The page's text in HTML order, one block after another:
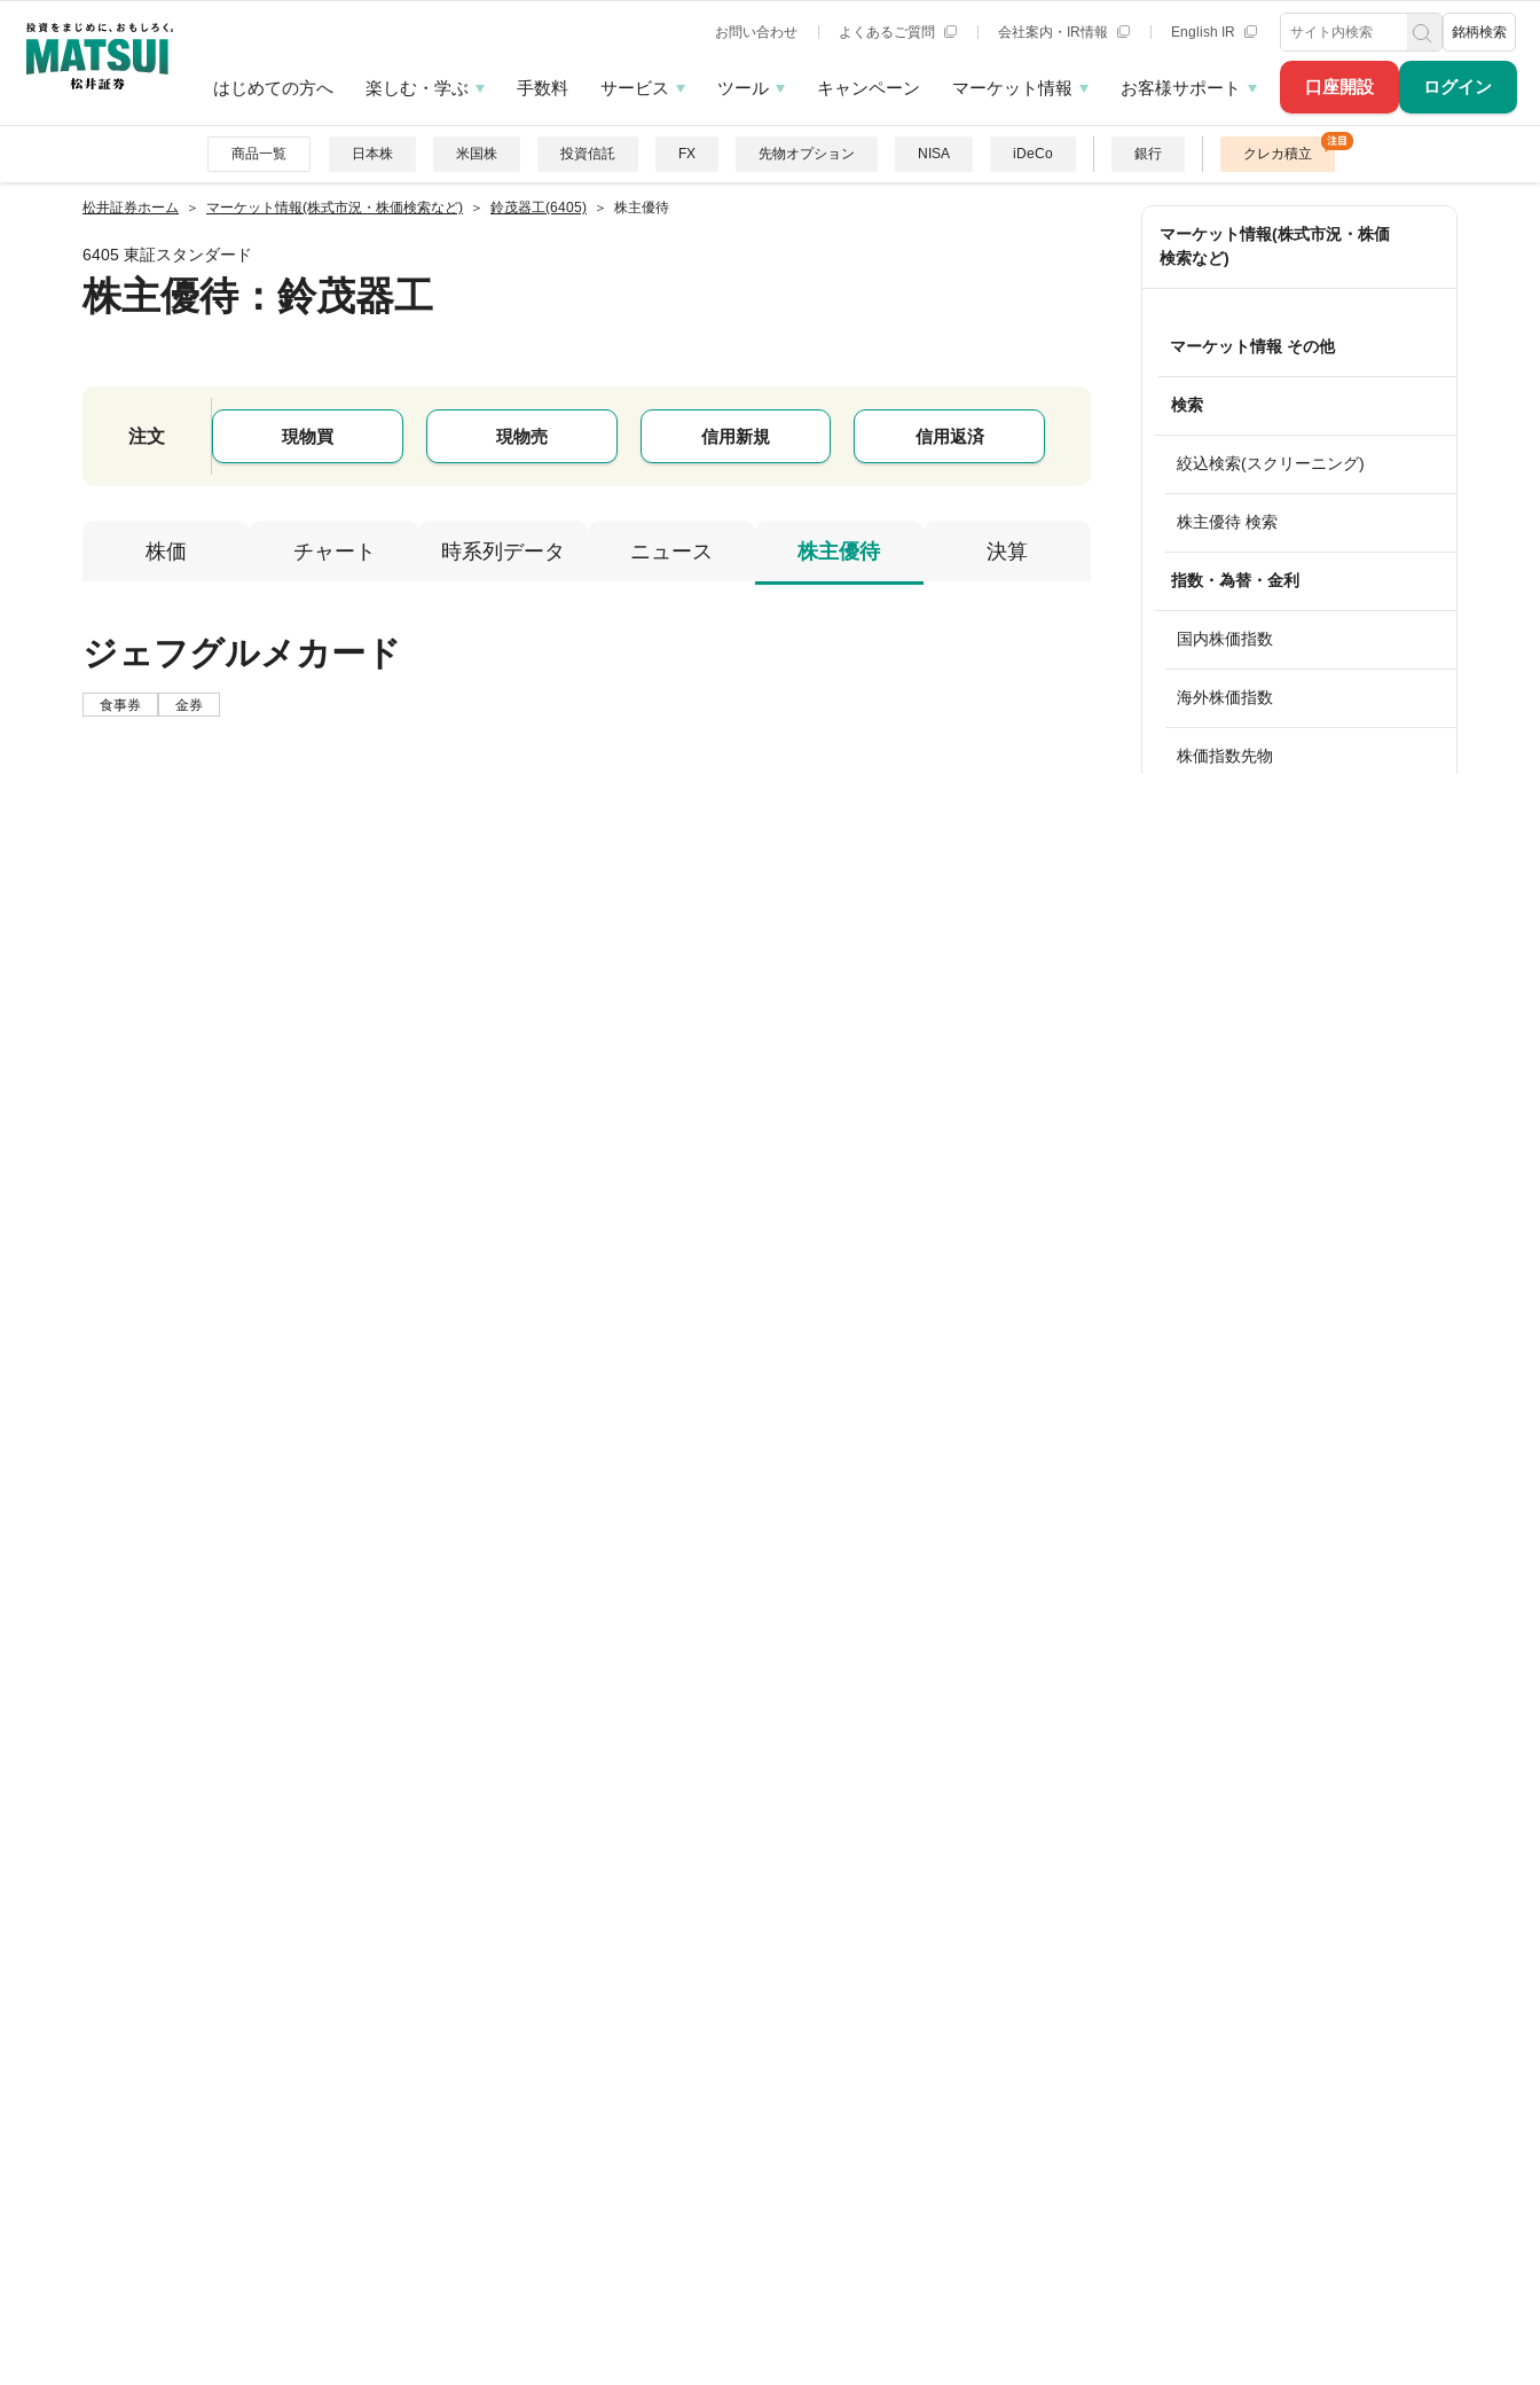
口座開設 ログイン
お問い合わせ よくあるご質問 会社案内・IR情報 English IR 銘柄検索
はじめての方へ 楽しむ・学ぶ 手数料 サービス ツール キャンペーン マーケット情報 お客様サポート
商品一覧 日本株 米国株 投資信託 FX 先物オプション NISA iDeCo 銀行 クレカ積立
松井証券ホーム マーケット情報(株式市況・株価検索など) 鈴茂器工(6405) 株主優待
6405 東証スタンダード
株主優待：鈴茂器工
注文 現物買 現物売 信用新規 信用返済
株価 チャート 時系列データ ニュース 株主優待 決算
ジェフグルメカード
食事券 金券
マーケット情報(株式市況・株価
検索など)
マーケット情報 その他
検索
絞込検索(スクリーニング)
株主優待 検索
指数・為替・金利
国内株価指数
海外株価指数
株価指数先物